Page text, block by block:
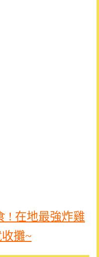
! 在地最強炸雞
攤~